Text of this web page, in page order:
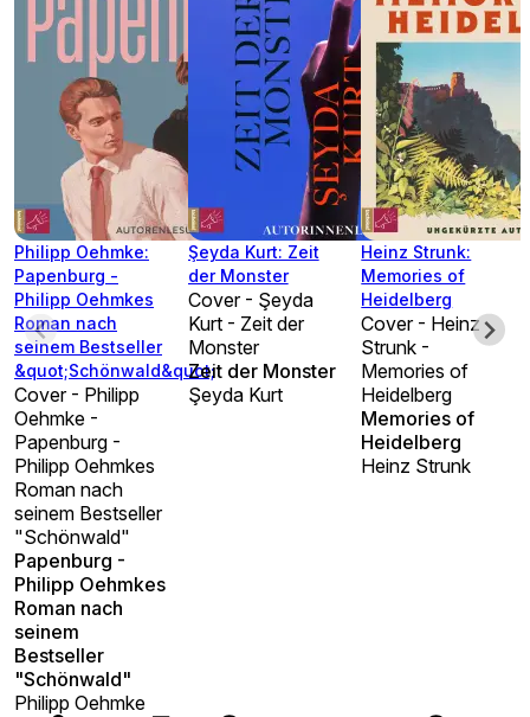
Philipp Oehmke:
Papenburg -
Philipp Oehmkes
Roman nach
seinem Bestseller
&quot;Schönwald&quot;
Cover - Philipp
Oehmke -
Papenburg -
Philipp Oehmkes
Roman nach
seinem Bestseller
"Schönwald"
Papenburg -
Philipp Oehmkes
Roman nach
seinem
Bestseller
"Schönwald"
Philipp Oehmke
Şeyda Kurt: Zeit
der Monster
Cover - Şeyda
Kurt - Zeit der
Monster
Zeit der Monster
Şeyda Kurt
Heinz Strunk:
Memories of
Heidelberg
Cover - Heinz
Strunk -
Memories of
Heidelberg
Memories of
Heidelberg
Heinz Strunk